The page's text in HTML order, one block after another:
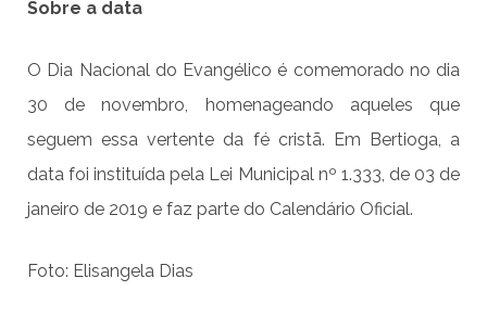
Sobre a data
O Dia Nacional do Evangélico é comemorado no dia
30 de novembro, homenageando aqueles que
seguem essa vertente da fé cristã. Em Bertioga, a
data foi instituída pela Lei Municipal nº 1.333, de 03 de
janeiro de 2019 e faz parte do Calendário Oficial.
Foto: Elisangela Dias